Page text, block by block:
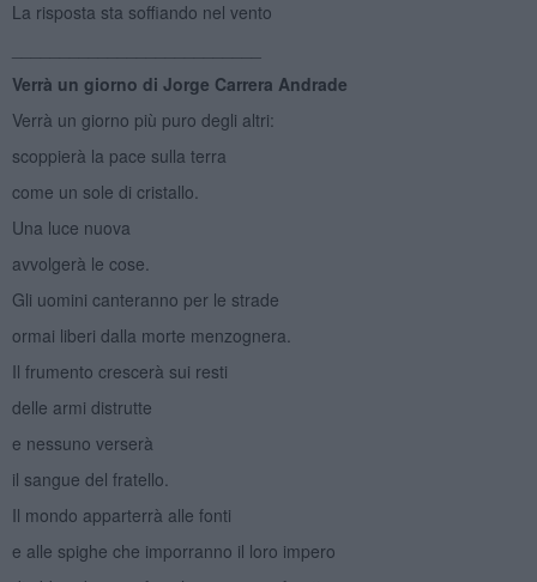
La risposta sta soffiando nel vento
Verrà un giorno di Jorge Carrera Andrade
Verrà un giorno più puro degli altri:
scoppierà la pace sulla terra
come un sole di cristallo.
Una luce nuova
avvolgerà le cose.
Gli uomini canteranno per le strade
ormai liberi dalla morte menzognera.
Il frumento crescerà sui resti
delle armi distrutte
e nessuno verserà
il sangue del fratello.
Il mondo apparterrà alle fonti
e alle spighe che imporranno il loro impero